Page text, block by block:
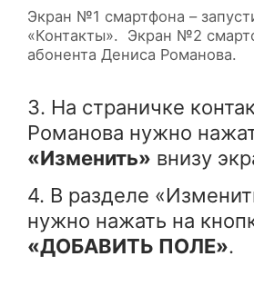
Экран №1 смартфона –
«Контакты». Экран №2
абонента Дениса Романова.
3. На страничке
Романова нужно
«Изменить» внизу
4. В разделе
нужно нажать на
«ДОБАВИТЬ ПОЛЕ».